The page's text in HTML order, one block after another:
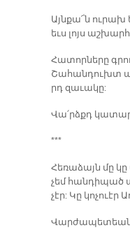
Այն­քա՜ն ու­րախ
եւս լոյս
Հա­տոր­նե­րը
Շա­հան­դուխտ
րդ զա­ւա­կը:
Վա՛րձքդ
***
Հե­ռա­ձայն մը
չեմ հան­դի­պած
չէր: Կը